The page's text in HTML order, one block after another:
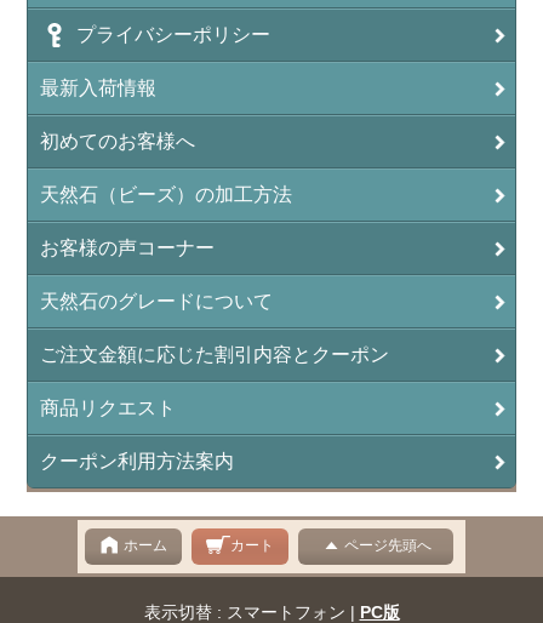
アンフィボールロック/角閃岩（Amphibole ）
イーグルアイ（EagleEye）
インカローズ（ロードクロサイト/Rhodochrosite）
インディアンアゲート(Indian Agate)
エメラルド(emerald/翠玉)
エレスチャル(elestial/骸骨水晶)
オーロラクォーツ(レインボー水晶)
オニキス(ブラック)(Black Onyx)
オブシディアン（黒曜石/Obsidian）
オフィカルサイト（蛇灰岩/Ophicalcite）
オパール（蛋白石/Opal）
プライバシーポリシー
最新入荷情報
初めてのお客様へ
天然石（ビーズ）の加工方法
お客様の声コーナー
天然石のグレードについて
ご注文金額に応じた割引内容とクーポン
商品リクエスト
クーポン利用方法案内
ホーム カート ページ先頭へ
表示切替 : スマートフォン | PC版